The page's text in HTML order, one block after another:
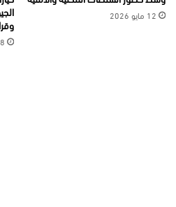
12 مايو 2026
18